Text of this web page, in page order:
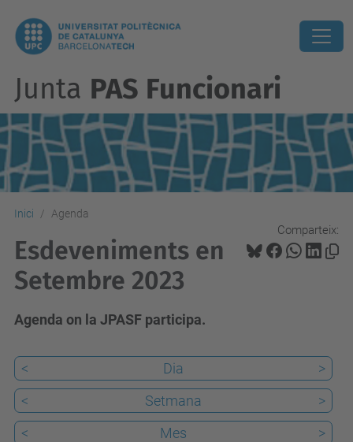
Junta PAS Funcionari
Inici Agenda
Comparteix:
Esdeveniments en
Setembre 2023
Agenda on la JPASF participa.
< Dia
>
<
Setmana
>
<
Mes >